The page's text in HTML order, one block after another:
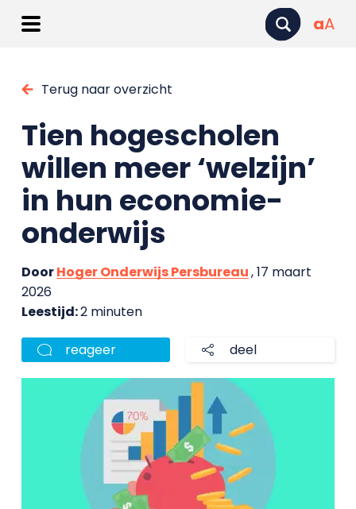
aA
Terug naar overzicht
Tien hogescholen
willen meer ‘welzijn’
in hun economie-
onderwijs
DoorHoger Onderwijs Persbureau, 17 maart
2026
Leestijd:2 minuten
reageer deel